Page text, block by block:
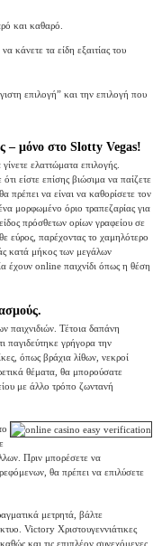
και καθαρό.
κάνετε τα είδη εξαιτίας του
επιλογή” και την επιλογή που
– μόνο στο Slotty Vegas!
ελαττώματα επιλογής.
είστε επίσης βιώσιμα να παίζετε
πρέπει να είναι να καθορίσετε τον
μορφωμένο όριο τραπεζαρίας για
πρόσθετων ορίων γραφείου σε
εύρος, παρέχοντας το χαμηλότερο
κατά μήκος των μεγάλων
έχουν online παιχνίδι όπως η θέση
παιχνιδιών. Τέτοια δαπάνη
παγιδεύτηκε γρήγορα την
όπως βράχια λίθων, νεκροί
θέματα, θα μπορούσατε
με άλλο τρόπο ζωντανή
Πριν μπορέσετε να
θα πρέπει να επιλύσετε
μετρητά, βάλτε
Victory Χριστουγεννιάτικες
και τις επιπλέον συνεχόμενες